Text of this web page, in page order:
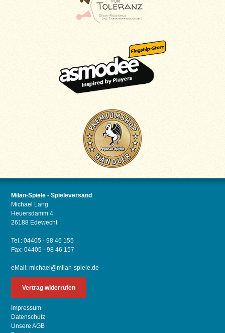
Milan-Spiele - Spieleversand
Michael Lang
Heuersdamm 4
26188 Edewecht
Tel.: 04405 - 98 46 155
Fax: 04405 - 98 46 157
eMail:michael@milan-spiele.de
Vertrag widerrufen
Impressum
Datenschutz
Unsere AGB